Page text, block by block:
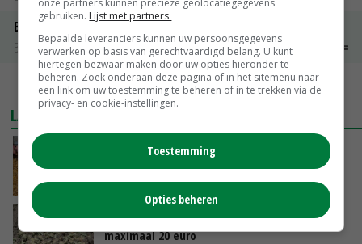
Boeren Gouda 12 kg
Boerenkaas
€ 6,05
MEER MARKTPRIJZEN
LAATSTE NIEUWS
Frans onderzoekcentrum bestrijkt hele
varkensvleesketen
VANDAAG, 15:29
Emmeloord noteert eerste zaaiuien op
maximaal 20 euro
gebruiken. Lijst met partners.
Bepaalde leveranciers kunnen uw persoonsgegevens
verwerken op basis van gerechtvaardigd belang. U kunt
hiertegen bezwaar maken door uw opties hieronder te
beheren. Zoek onderaan deze pagina of in het sitemenu naar
een link om uw toestemming te beheren of in te trekken via de
privacy- en cookie-instellingen.
Toestemming
Opties beheren